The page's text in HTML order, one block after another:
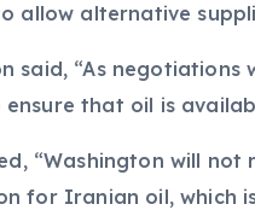
allow alternative
said, “As
that oil is
“Washington will
for Iranian oil, which